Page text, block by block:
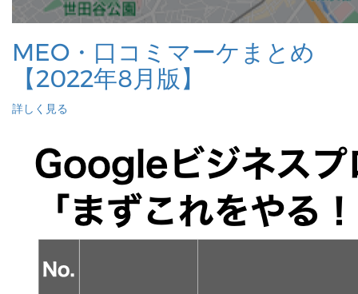
MEO・口コミマーケまとめ
【2022年8月版】
詳しく見る